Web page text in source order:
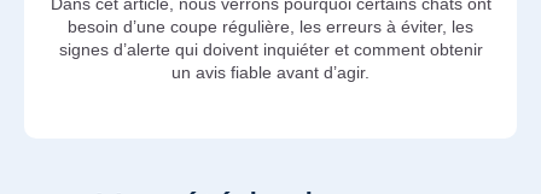
Dans cet article, nous verrons pourquoi certains chats ont
besoin d’une coupe régulière, les erreurs à éviter, les
signes d’alerte qui doivent inquiéter et comment obtenir
un avis fiable avant d’agir.